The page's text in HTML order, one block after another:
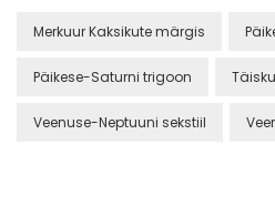
Merkuur Kaksikute märgis
Päikese-Saturni trigoon
Veenuse-Neptuuni sekstiil